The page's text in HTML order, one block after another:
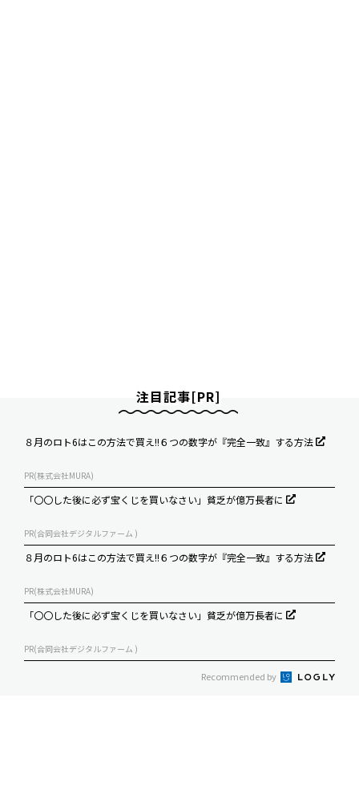
注目記事[PR]
８月のロト6はこの方法で買え!!６つの数字が『完全一致』する方法
PR(株式会社MURA)
「〇〇した後に必ず宝くじを買いなさい」貧乏が億万長者に
PR(合同会社デジタルファーム )
８月のロト6はこの方法で買え!!６つの数字が『完全一致』する方法
PR(株式会社MURA)
「〇〇した後に必ず宝くじを買いなさい」貧乏が億万長者に
PR(合同会社デジタルファーム )
Recommended by